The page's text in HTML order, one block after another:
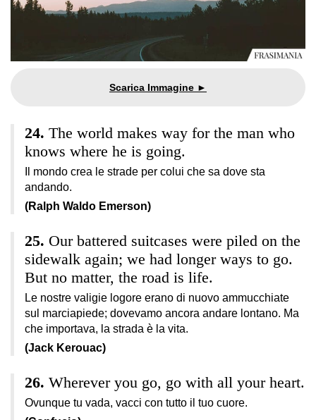
The world makes way for the man who
knows where he is going.
Il mondo crea le strade per colui che sa dove sta
andando.
(Ralph Waldo Emerson)
Our battered suitcases were piled on the
sidewalk again; we had longer ways to go.
But no matter, the road is life.
Le nostre valigie logore erano di nuovo ammucchiate
sul marciapiede; dovevamo ancora andare lontano. Ma
che importava, la strada è la vita.
(Jack Kerouac)
Wherever you go, go with all your heart.
Ovunque tu vada, vacci con tutto il tuo cuore.